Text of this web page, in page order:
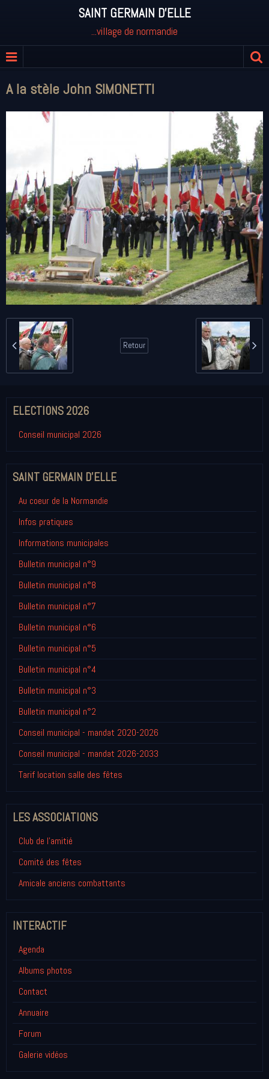
SAINT GERMAIN D'ELLE
...village de normandie
A la stèle John SIMONETTI
Retour
ELECTIONS 2026
Conseil municipal 2026
SAINT GERMAIN D'ELLE
Au coeur de la Normandie
Infos pratiques
Informations municipales
Bulletin municipal n°9
Bulletin municipal n°8
Bulletin municipal n°7
Bulletin municipal n°6
Bulletin municipal n°5
Bulletin municipal n°4
Bulletin municipal n°3
Bulletin municipal n°2
Conseil municipal - mandat 2020-2026
Conseil municipal - mandat 2026-2033
Tarif location salle des fêtes
LES ASSOCIATIONS
Club de l'amitié
Comité des fêtes
Amicale anciens combattants
INTERACTIF
Agenda
Albums photos
Contact
Annuaire
Forum
Galerie vidéos